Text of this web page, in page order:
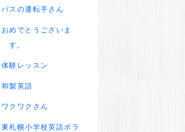
バスの運転手さん
おめでとうございま
す。
体験レッスン
和製英語
ワクワクさん
東札幌小学校英語ボラ